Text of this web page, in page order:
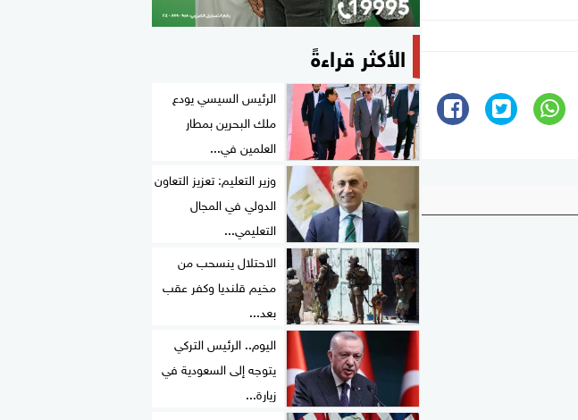
الأكثر قراءةً
الرئيس السيسي يودع
ملك البحرين بمطار
العلمين في...
وزير التعليم: تعزيز التعاون
الدولي في المجال
التعليمي...
الاحتلال ينسحب من
مخيم قلنديا وكفر عقب
بعد...
اليوم.. الرئيس التركي
يتوجه إلى السعودية في
زيارة...